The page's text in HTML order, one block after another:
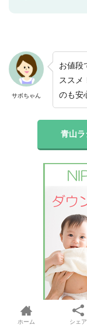
サボちゃん
お値段
ススメ
のも安
青山ラ
ホーム シェア